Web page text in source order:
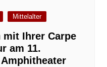
Mittelalter
mit Ihrer Carpe
am 11.